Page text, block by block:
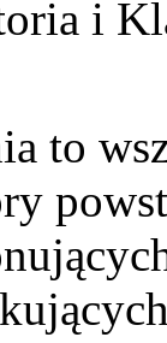
i
to